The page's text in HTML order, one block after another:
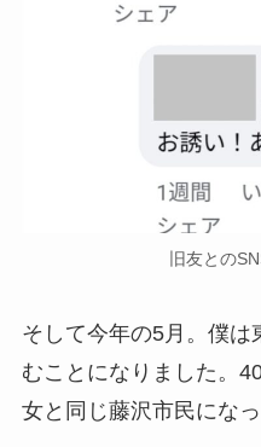
旧友との
そして今年の5月。僕は
むことになりました。
女と同じ藤沢市民になっ